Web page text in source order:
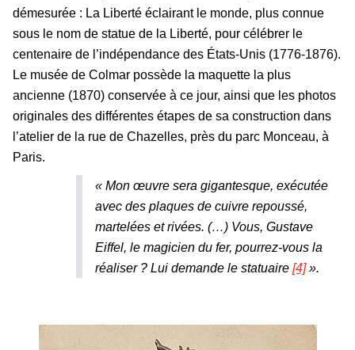
démesurée : La Liberté éclairant le monde, plus connue
sous le nom de statue de la Liberté, pour célébrer le
centenaire de l’indépendance des États-Unis (1776-1876).
Le musée de Colmar possède la maquette la plus
ancienne (1870) conservée à ce jour, ainsi que les photos
originales des différentes étapes de sa construction dans
l’atelier de la rue de Chazelles, près du parc Monceau, à
Paris.
« Mon œuvre sera gigantesque, exécutée
avec des plaques de cuivre repoussé,
martelées et rivées. (…) Vous, Gustave
Eiffel, le magicien du fer, pourrez-vous la
réaliser ? Lui demande le statuaire [4]».